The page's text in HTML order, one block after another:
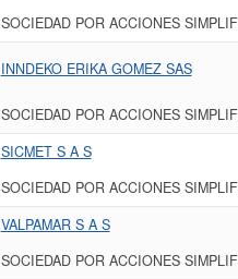
SOCIEDAD POR ACCIONES
INNDEKO ERIKA GOMEZ SAS
SOCIEDAD POR ACCIONES
SICMET S A S
SOCIEDAD POR ACCIONES
VALPAMAR S A S
SOCIEDAD POR ACCIONES